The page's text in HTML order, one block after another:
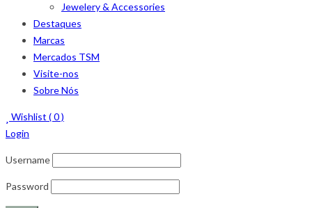
Jewelery & Accessories
Destaques
Marcas
Mercados TSM
Visite-nos
Sobre Nós
Wishlist (0)
Login
Username
Password